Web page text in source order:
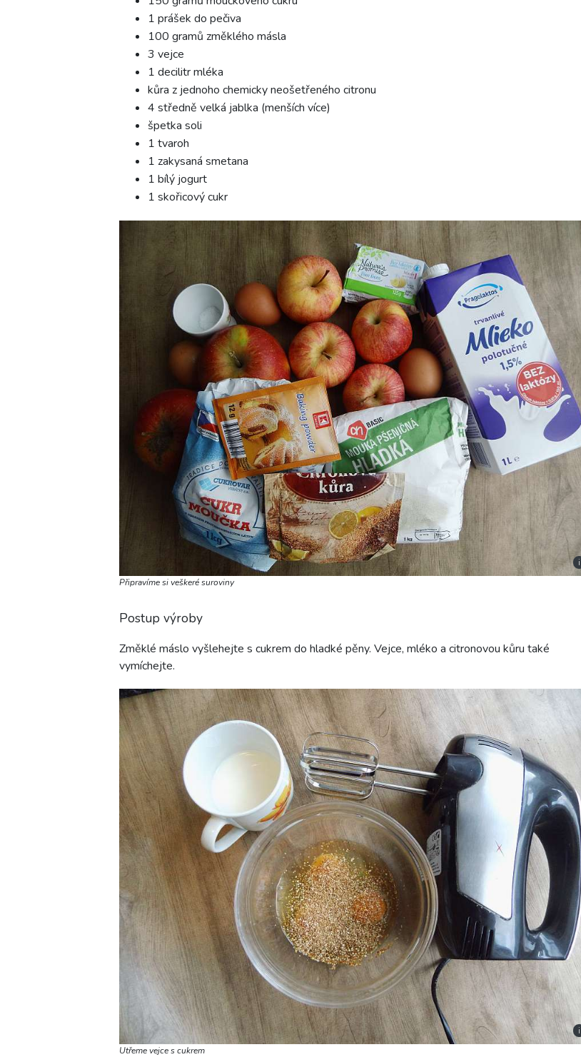
1 prášek do pečiva
100 gramů změklého másla
3 vejce
1 decilitr mléka
kůra z jednoho chemicky neošetřeného citronu
4 středně velká jablka (menších více)
špetka soli
1 tvaroh
1 zakysaná smetana
1 bílý jogurt
1 skořicový cukr
i
Připravíme si veškeré suroviny
Postup výroby
Změklé máslo vyšlehejte s cukrem do hladké pěny. Vejce, mléko a citronovou kůru také
vymíchejte.
i
Utřeme vejce s cukrem